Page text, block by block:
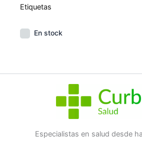
Etiquetas
En stock
Especialistas en salud desde